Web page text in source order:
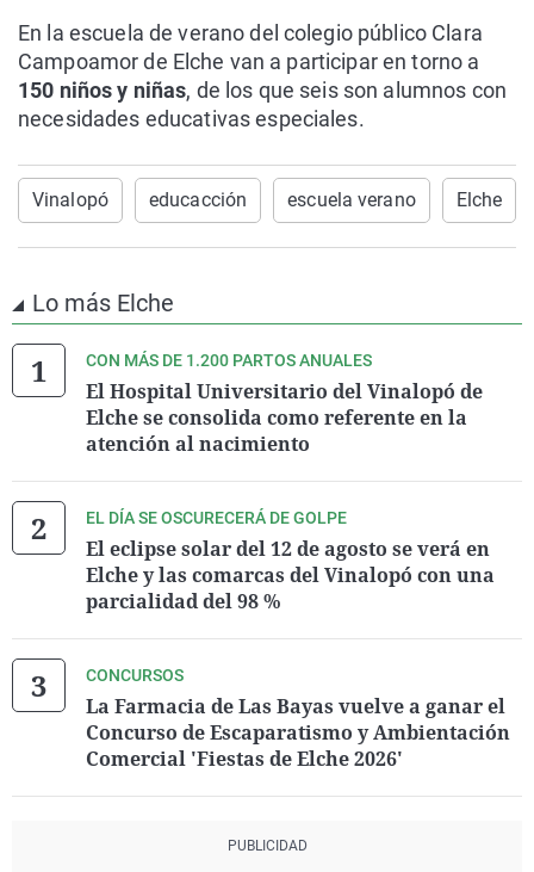
En la escuela de verano del colegio público Clara
Campoamor de Elche van a participar en torno a
150 niños y niñas, de los que seis son alumnos con
necesidades educativas especiales.
Vinalopó educacción escuela verano Elche
Lo más Elche
CON MÁS DE 1.200 PARTOS ANUALES
El Hospital Universitario del Vinalopó de
Elche se consolida como referente en la
atención al nacimiento
EL DÍA SE OSCURECERÁ DE GOLPE
El eclipse solar del 12 de agosto se verá en
Elche y las comarcas del Vinalopó con una
parcialidad del 98 %
CONCURSOS
La Farmacia de Las Bayas vuelve a ganar el
Concurso de Escaparatismo y Ambientación
Comercial 'Fiestas de Elche 2026'